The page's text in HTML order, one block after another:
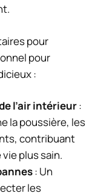
pour
pour
:
l’air intérieur:
la poussière, les
contribuant
plus sain.
: Un
les